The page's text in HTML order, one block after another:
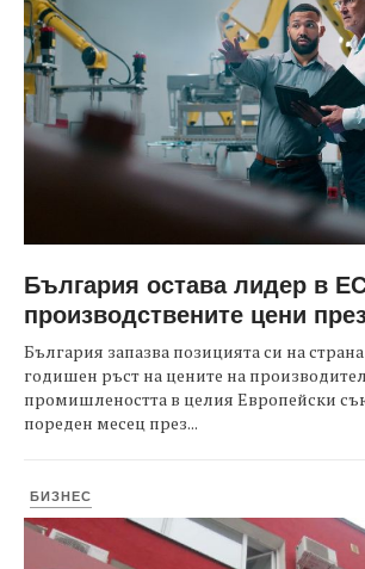
България остава лидер в
производствените цени
България запазва позицията си на
годишен ръст на цените на
промишлеността в целия Европейски
пореден месец през...
БИЗНЕС